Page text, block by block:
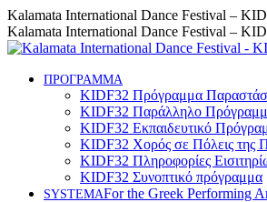
Skip
to
content
Instagram
page
opens
new
Facebook
page
opens
new
YouTube
page
opens
new
Kalamata International Dance Festival –
Kalamata International Dance Festival –
ΠΡΟΓΡΑΜΜΑ
KIDF32 Πρόγραμμα
KIDF32 Παράλληλο
KIDF32 Εκπαιδευτικό
KIDF32 Χορός σε Πόλεις της
KIDF32 Πληροφορίες
KIDF32 Συνοπτικό πρόγραμμα
SYSTEMAFor the Greek Performing